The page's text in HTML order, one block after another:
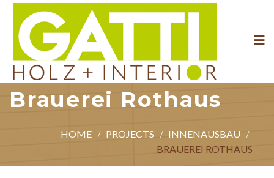
Brauerei Rothaus
HOME PROJECTS
INNENAUSBAU
BRAUEREI ROTHAUS